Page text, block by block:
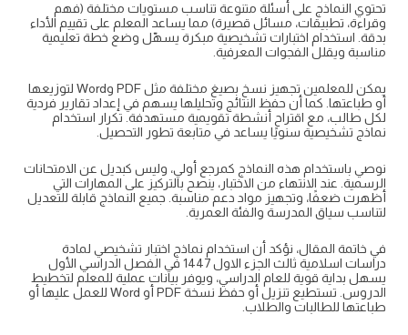
تحتوي النماذج على أسئلة متنوعة تناسب مستويات مختلفة (فهم
وقراءة، تطبيقات، مسائل قصيرة) مما يساعد المعلم على تقييم الأداء
بدقة. استخدام اختبارات تشخيصية مبكرة يسهّل وضع خطة تعليمية
مناسبة ويقلل الفجوات المعرفية.
يمكن للمعلمين تجهيز نسخ بصيغ مختلفة مثل PDF وWord لتوزيعها
أو طباعتها. كما أن حفظ النتائج وتحليلها يسهم في إعداد تقارير فردية
لكل طالب، مع اقتراح أنشطة تقويمية مستهدفة. تكرار استخدام
نماذج تشخيصية سنويًا يساعد في متابعة تطور التحصيل.
نوصي باستخدام هذه النماذج كمرجع أولي، وليس كبديل عن الامتحانات
الرسمية. عند الانتهاء من الاختبار، ينصح بالتركيز على المهارات التي
أظهرت ضعفًا، وتجهيز مواد دعم مناسبة. جميع النماذج قابلة للتعديل
لتناسب سياق المدرسة والفئة العمرية.
في خاتمة المقال، نؤكد أن استخدام نماذج اختبار تشخيصي لمادة
دراسات اسلامية ثالث الجزء الاول 1447 في الفصل الدراسي الأول
يسهل بداية قوية للعام الدراسي، ويوفر بيانات عملية للمعلم لتخطيط
الدروس. تستطيع تنزيل أو حفظ نسخة PDF أو Word للعمل عليها أو
طباعتها للطالبات والطلاب.